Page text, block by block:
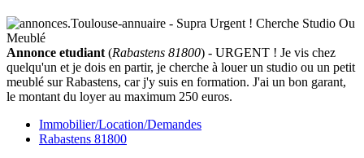
Annonce etudiant (Rabastens 81800) - URGENT ! Je vis chez
quelqu'un et je dois en partir, je cherche à louer un studio ou un petit
meublé sur Rabastens, car j'y suis en formation. J'ai un bon garant,
le montant du loyer au maximum 250 euros.
Immobilier/Location/Demandes
Rabastens 81800